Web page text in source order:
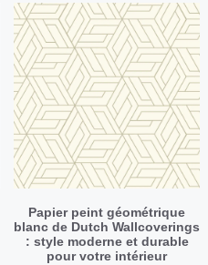
Papier peint géométrique
blanc de Dutch Wallcoverings
: style moderne et durable
pour votre intérieur